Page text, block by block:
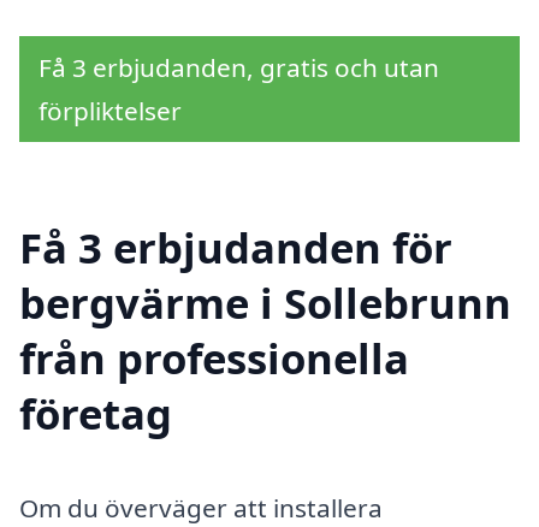
Få 3 erbjudanden, gratis och utan
förpliktelser
Få 3 erbjudanden för
bergvärme i Sollebrunn
från professionella
företag
Om du överväger att installera